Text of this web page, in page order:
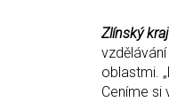
Zlínský kraj
oblastmi.
Ceníme si